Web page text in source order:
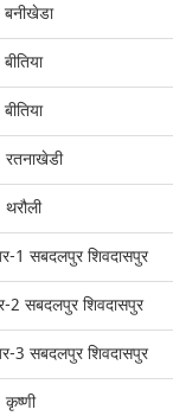
बनीखेडा
रतनाखेडी
1 सबदलपुर शिवदासपुर
2 सबदलपुर शिवदासपुर
3 सबदलपुर शिवदासपुर
कृष्णी